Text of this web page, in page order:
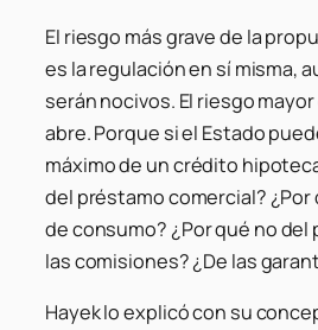
El riesgo más grave de la
es la regulación en sí misma,
serán nocivos. El riesgo
abre. Porque si el Estado
máximo de un crédito
del préstamo comercial?
de consumo? ¿Por qué no del
las comisiones? ¿De las
Hayek lo explicó con su